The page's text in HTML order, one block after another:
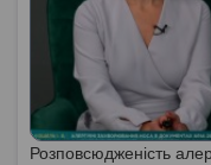
Розповсюдженість